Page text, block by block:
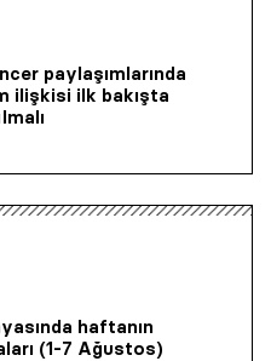
paylaşımlarında
ilişkisi ilk bakışta
haftanın
(1-7 Ağustos)